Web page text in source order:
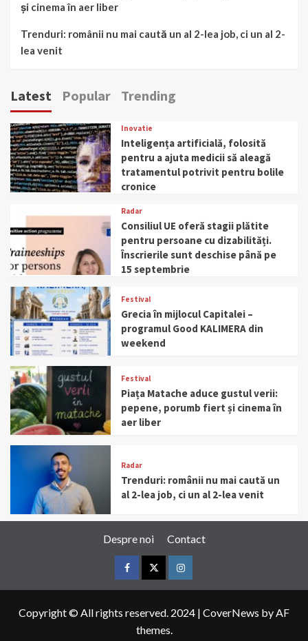
și cinema în aer liber
Trenduri: românii nu mai caută un al 2-lea job, ci un al 2-
lea venit
Latest Popular Trending
Inovatie
Inteligența artificială, folosită
pentru a ajuta medicii să aleagă
tratamentul potrivit pentru bolile
cronice
Radar
Consiliul UE oferă stagii plătite
pentru persoane cu dizabilități.
Înscrierile sunt deschise până pe
15 septembrie
Festival
Grecia în mijlocul Capitalei –
programul Good KALIMERA din
weekend
Festival
Piața Matache aduce gustul verii:
pepene, porumb fiert și cinema în
aer liber
Radar
Trenduri: românii nu mai caută un
al 2-lea job, ci un al 2-lea venit
Despre noi Contact
FacebookTwitterInstagram
Copyright © All rights reserved. 2024 | CoverNews by AF
themes.